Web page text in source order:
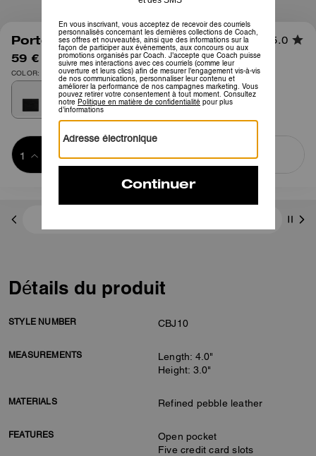
1/1
Porte-cartes 5.0
59 € 95 €
COLOR: Noir
panier
ACHETER MAINTENANT
Détails du produit
STYLE NUMBER CBJ10
MEASUREMENTS
Length: 4.0"
Height: 3.0"
MATERIALS Refined pebble leather
FEATURES
Open pocket
Five credit card slots